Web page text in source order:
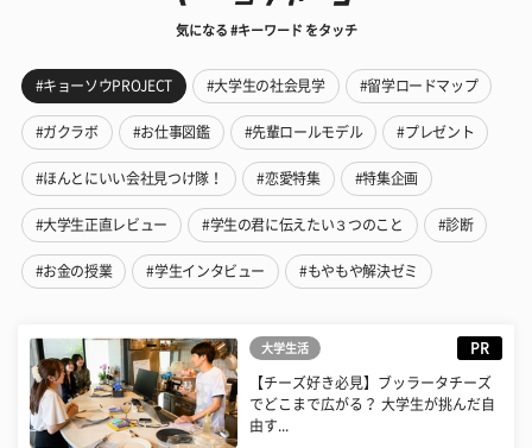
気になる #キーワード をタッチ
#キョーソウPROJECT #大学生の社会見学 #留学ロードマップ
#ガクラボ #お仕事図鑑 #先輩ロールモデル #プレゼント
#ほんとにいい会社見つけ隊！ #恋愛特集 #特集企画
#大学生正直レビュー #学生の君に伝えたい３つのこと #診断
#お金の授業 #学生インタビュー #もやもや解決ゼミ
大学生活 PR
【チーズ好き必見】ブッラータチーズ
でどこまで広がる？ 大学生が挑んだ自
由す...